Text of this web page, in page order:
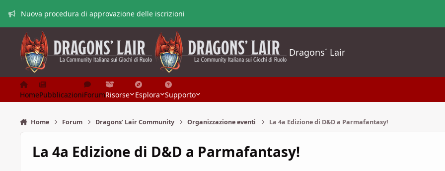
Nuova procedura di approvazione delle iscrizioni
Dragons´ Lair
HomePubblicazioniForumRisorse Esplora Supporto
Home Forum Dragons’ Lair Community Organizzazione eventi La 4a Edizione di D&D a Parmafantasy!
La 4a Edizione di D&D a Parmafantasy!